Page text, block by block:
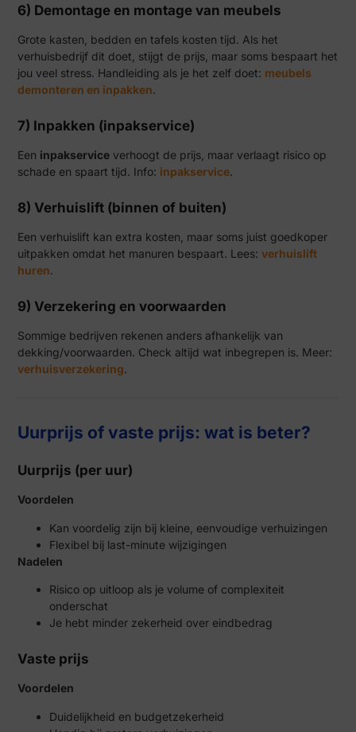
6) Demontage en montage van meubels
Grote kasten, bedden en tafels kosten tijd. Als het
verhuisbedrijf dit doet, stijgt de prijs, maar soms bespaart het
jou veel stress. Handleiding als je het zelf doet: meubels
demonteren en inpakken.
7) Inpakken (inpakservice)
Een inpakservice verhoogt de prijs, maar verlaagt risico op
schade en spaart tijd. Info: inpakservice.
8) Verhuislift (binnen of buiten)
Een verhuislift kan extra kosten, maar soms juist goedkoper
uitpakken omdat het manuren bespaart. Lees:verhuislift
huren.
9) Verzekering en voorwaarden
Sommige bedrijven rekenen anders afhankelijk van
dekking/voorwaarden. Check altijd wat inbegrepen is. Meer:
verhuisverzekering.
Uurprijs of vaste prijs: wat is beter?
Uurprijs (per uur)
Voordelen
Kan voordelig zijn bij kleine, eenvoudige verhuizingen
Flexibel bij last-minute wijzigingen
Nadelen
Risico op uitloop als je volume of complexiteit
onderschat
Je hebt minder zekerheid over eindbedrag
Vaste prijs
Voordelen
Duidelijkheid en budgetzekerheid